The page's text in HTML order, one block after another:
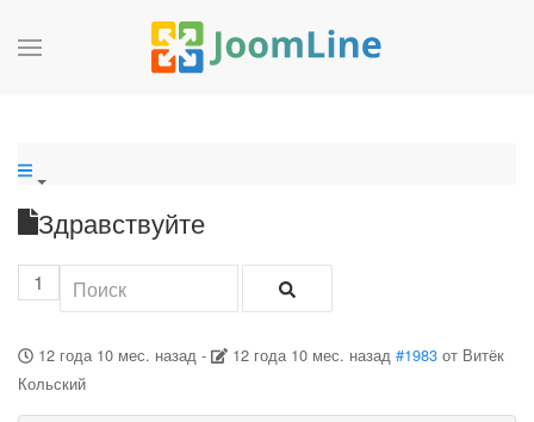
Здравствуйте
1
12 года 10 мес. назад- 12 года 10 мес. назад #1983 от Витёк
Кольский